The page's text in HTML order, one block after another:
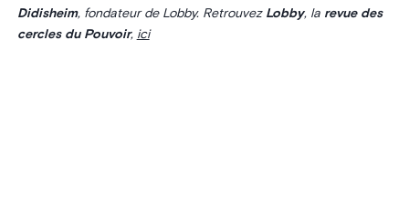
Didisheim, fondateur de Lobby. Retrouvez Lobby, la revue des
cercles du Pouvoir, ici